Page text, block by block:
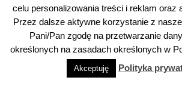
Poniedziałek-Piątek:
Sobota:
Niedziela:
celu personalizowania treści i reklam oraz
Przez dalsze aktywne korzystanie z
Pani/Pan zgodę na przetwarzanie
określonych na zasadach określonych w
Akceptuję Polityka